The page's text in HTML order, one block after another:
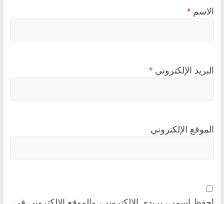
الاسم *
البريد الإلكتروني *
الموقع الإلكتروني